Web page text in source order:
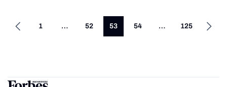
1 … 52 53 54 … 125